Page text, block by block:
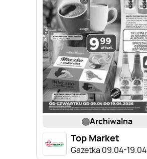
archiwalna
Top Market
Gazetka 09.04-19.04